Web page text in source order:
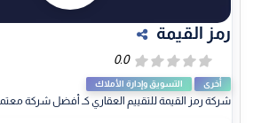
رمز القيمة
أخرى التسويق وإدارة الأملاك
شركة رمز القيمة للتقييم العقاري كـ أفضل شركة